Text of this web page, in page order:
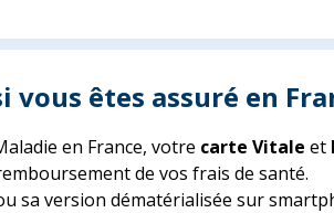
vous êtes assuré en
en France, votre carte Vitale et
de vos frais de santé.
sa version dématérialisée sur